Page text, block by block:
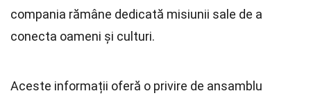
compania rămâne dedicată misiunii sale de a
conecta oameni și culturi.
Aceste informații oferă o privire de ansamblu